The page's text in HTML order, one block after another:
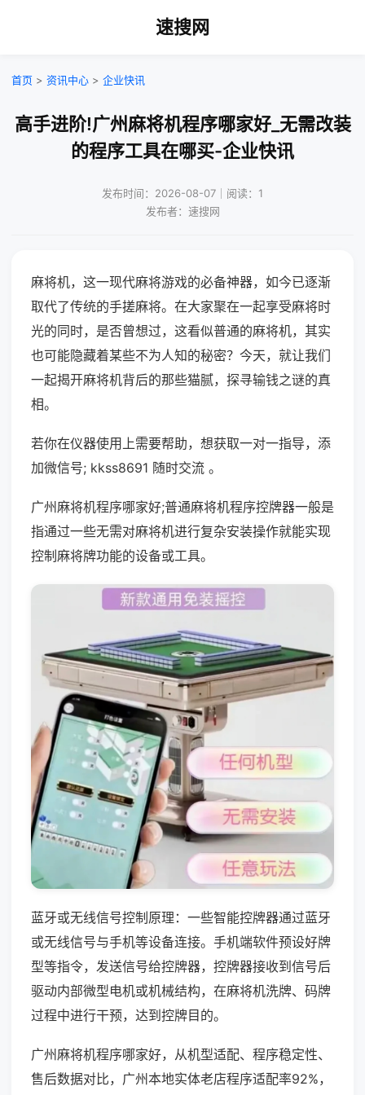
速搜网
首页 > 资讯中心 > 企业快讯
高手进阶!广州麻将机程序哪家好_无需改装
的程序工具在哪买-企业快讯
发布时间：2026-08-07｜阅读：1
发布者：速搜网
麻将机，这一现代麻将游戏的必备神器，如今已逐渐
取代了传统的手搓麻将。在大家聚在一起享受麻将时
光的同时，是否曾想过，这看似普通的麻将机，其实
也可能隐藏着某些不为人知的秘密？今天，就让我们
一起揭开麻将机背后的那些猫腻，探寻输钱之谜的真
相。
若你在仪器使用上需要帮助，想获取一对一指导，添
加微信号; kkss8691 随时交流 。
广州麻将机程序哪家好;普通麻将机程序控牌器一般是
指通过一些无需对麻将机进行复杂安装操作就能实现
控制麻将牌功能的设备或工具。
蓝牙或无线信号控制原理：一些智能控牌器通过蓝牙
或无线信号与手机等设备连接。手机端软件预设好牌
型等指令，发送信号给控牌器，控牌器接收到信号后
驱动内部微型电机或机械结构，在麻将机洗牌、码牌
过程中进行干预，达到控牌目的。
广州麻将机程序哪家好，从机型适配、程序稳定性、
售后数据对比，广州本地实体老店程序适配率92%，